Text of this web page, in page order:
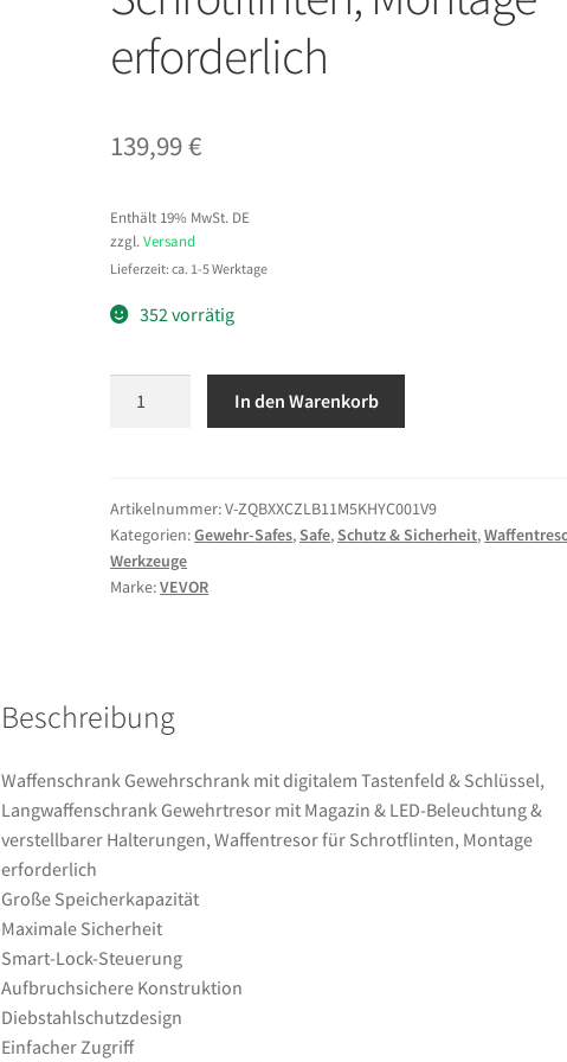
erforderlich
139,99€
Enthält 19% MwSt. DE
zzgl.Versand
Lieferzeit: ca. 1-5 Werktage
352 vorrätig
digitalem
Tastenfeld
&
Schlüssel,
Magazin
LED-
Beleuchtung
&
Halterungen,
Waffentresor
für
Schrotflinten,
Montage
erforderlich
In den Warenkorb
Artikelnummer:V-ZQBXXCZLB11M5KHYC001V9
Kategorien:Gewehr-Safes,Safe,Schutz & Sicherheit,
Werkzeuge
Marke:VEVOR
Beschreibung
Waffenschrank Gewehrschrank mit digitalem Tastenfeld & Schlüssel,
Langwaffenschrank Gewehrtresor mit Magazin & LED-Beleuchtung &
verstellbarer Halterungen, Waffentresor für Schrotflinten, Montage
erforderlich
Große Speicherkapazität
Maximale Sicherheit
Smart-Lock-Steuerung
Aufbruchsichere Konstruktion
Diebstahlschutzdesign
Einfacher Zugriff